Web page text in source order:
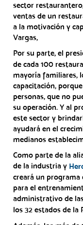
sector
ventas de un
a la motivación y
Vargas,
Por su parte, el
de cada 100
mayoría familiares,
capacitación,
personas, que no
su operación. Y al
este sector y
ayudará en el
medianos
Como parte de la
de la industria y
creará un programa
para el
administrativo de
los 32 estados de la